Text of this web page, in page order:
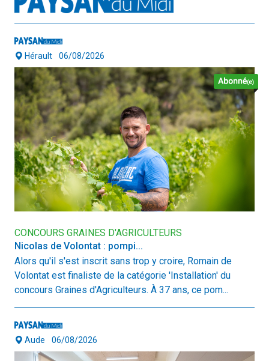
Hérault 06/08/2026
CONCOURS GRAINES D'AGRICULTEURS
Nicolas de Volontat : pompi...
Alors qu'il s'est inscrit sans trop y croire, Romain de
Volontat est finaliste de la catégorie 'Installation' du
concours Graines d'Agriculteurs. À 37 ans, ce pom...
Aude 06/08/2026